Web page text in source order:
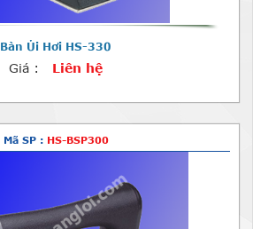
Bàn Ủi Hơi HS-330
Giá : Liên hệ
Mã SP : HS-BSP300